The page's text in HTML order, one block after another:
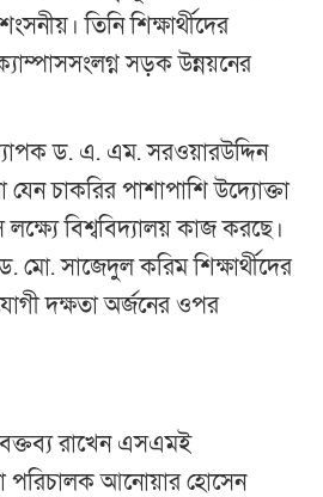
তিনি শিক্ষার্থীদের
সড়ক উন্নয়নের
ড. এ. এম. সরওয়ারউদ্দিন
যেন চাকরির পাশাপাশি উদ্যোক্তা
বিশ্ববিদ্যালয় কাজ করছে।
মো. সাজেদুল করিম শিক্ষার্থীদের
দক্ষতা অর্জনের ওপর
রাখেন এসএমই
পরিচালক আনোয়ার হোসেন